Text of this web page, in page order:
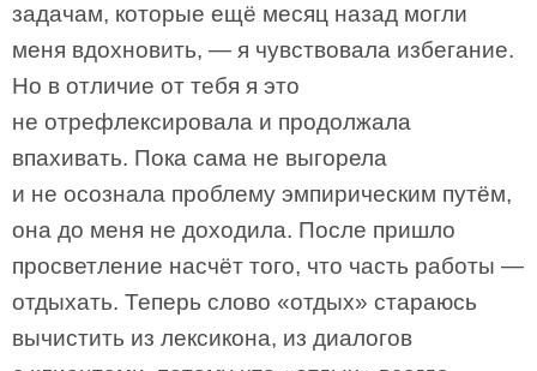
задачам, которые ещё месяц назад могли
меня вдохновить, — я чувствовала избегание.
Но в отличие от тебя я это
не отрефлексировала и продолжала
впахивать. Пока сама не выгорела
и не осознала проблему эмпирическим путём,
она до меня не доходила. После пришло
просветление насчёт того, что часть работы —
отдыхать. Теперь слово «отдых» стараюсь
вычистить из лексикона, из диалогов